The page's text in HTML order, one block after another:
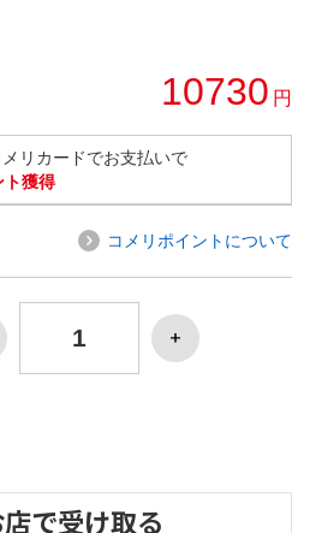
10730 円
リカードでお支払いで
ト獲得
コメリポイントについて
で受け取る